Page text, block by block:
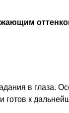
в глаза.
готов к